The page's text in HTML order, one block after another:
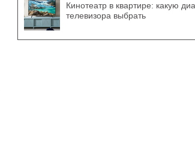
Кинотеатр в квартире: какую
телевизора выбрать